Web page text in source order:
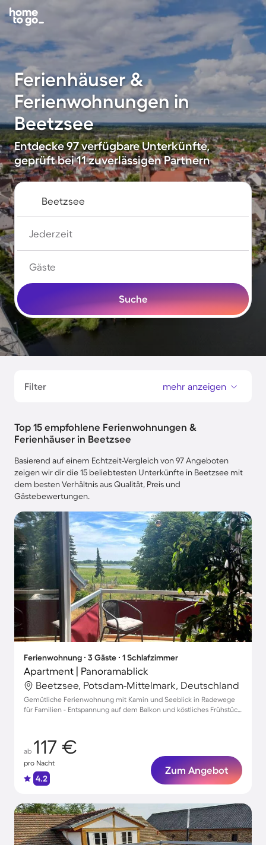
Ferienhäuser &
Ferienwohnungen in
Beetzsee
Entdecke 97 verfügbare Unterkünfte,
geprüft bei 11 zuverlässigen Partnern
Jederzeit
Gäste
Suche
Filter mehr anzeigen
Top 15 empfohlene Ferienwohnungen &
Ferienhäuser in Beetzsee
Basierend auf einem Echtzeit-Vergleich von 97 Angeboten
zeigen wir dir die 15 beliebtesten Unterkünfte in Beetzsee mit
dem besten Verhältnis aus Qualität, Preis und
Gästebewertungen.
Ferienwohnung ∙ 3 Gäste ∙ 1 Schlafzimmer
Apartment | Panoramablick
Beetzsee, Potsdam-Mittelmark, Deutschland
Gemütliche Ferienwohnung mit Kamin und Seeblick in Radewege
für Familien - Entspannung auf dem Balkon und köstliches Frühstück
ab 117 €
pro Nacht
4.2
Zum Angebot